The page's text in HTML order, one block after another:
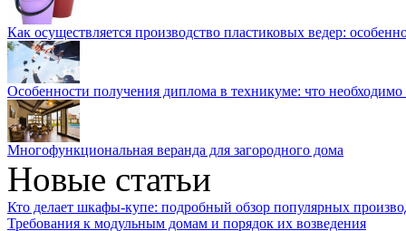
Как осуществляется производство пластиковых ведер:
Особенности получения диплома в техникуме: что необходимо
Многофункциональная веранда для загородного дома
Новые статьи
Кто делает шкафы-купе: подробный обзор популярных
Требования к модульным домам и порядок их возведения